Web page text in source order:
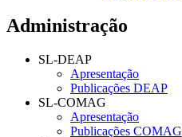
Administração
SL-DEAP
Apresentação
Publicações DEAP
SL-COMAG
Apresentação
Publicações COMAG